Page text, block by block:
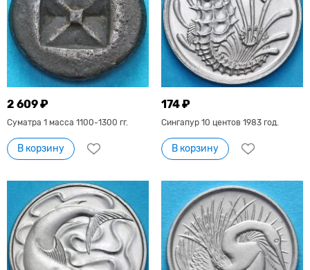
2 609 ₽
Суматра 1 масса 1100-1300 гг.
В корзину
174 ₽
Сингапур 10 центов 1983 год.
В корзину